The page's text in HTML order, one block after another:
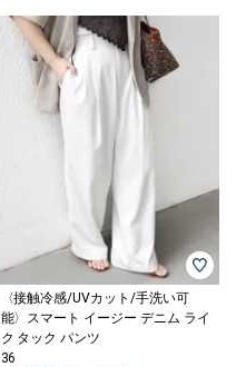
〈接触冷感/UVカット/手洗い可
能〉スマート イージー デニム ライ
ク タック パンツ
36